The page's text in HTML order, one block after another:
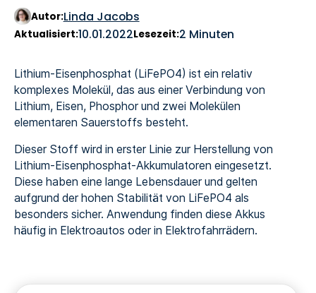
Autor:Linda Jacobs
Aktualisiert:10.01.2022Lesezeit:2 Minuten
Lithium-Eisenphosphat (LiFePO4) ist ein relativ
komplexes Molekül, das aus einer Verbindung von
Lithium, Eisen, Phosphor und zwei Molekülen
elementaren Sauerstoffs besteht.
Dieser Stoff wird in erster Linie zur Herstellung von
Lithium-Eisenphosphat-Akkumulatoren eingesetzt.
Diese haben eine lange Lebensdauer und gelten
aufgrund der hohen Stabilität von LiFePO4 als
besonders sicher. Anwendung finden diese Akkus
häufig in Elektroautos oder in Elektrofahrrädern.